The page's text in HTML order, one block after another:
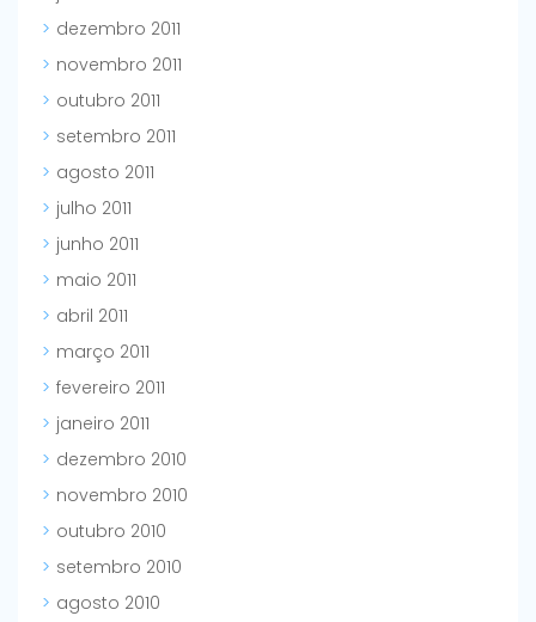
dezembro 2011
novembro 2011
outubro 2011
setembro 2011
agosto 2011
julho 2011
junho 2011
maio 2011
abril 2011
março 2011
fevereiro 2011
janeiro 2011
dezembro 2010
novembro 2010
outubro 2010
setembro 2010
agosto 2010